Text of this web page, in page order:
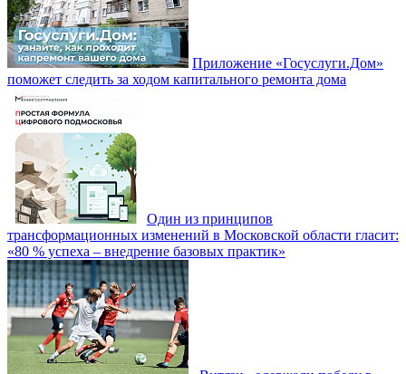
Приложение «Госуслуги.Дом»
поможет следить за ходом капитального ремонта дома
Один из принципов
трансформационных изменений в Московской области гласит:
«80 % успеха – внедрение базовых практик»